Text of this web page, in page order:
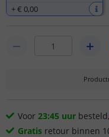
+€ 0,00
Voor 23:45 uur besteld,
Gratis retour binnen